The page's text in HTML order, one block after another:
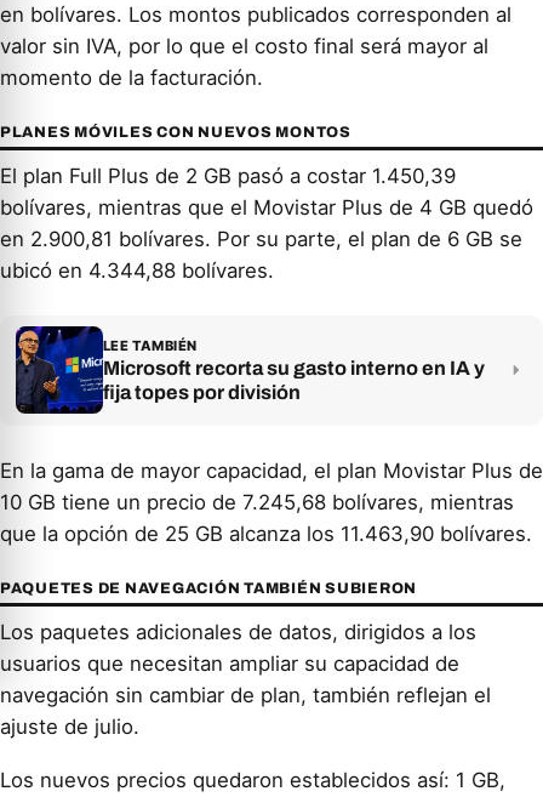
en bolívares. Los montos publicados corresponden al
valor sin IVA, por lo que el costo final será mayor al
momento de la facturación.
PLANES MÓVILES CON NUEVOS MONTOS
El plan Full Plus de 2 GB pasó a costar 1.450,39
bolívares, mientras que el Movistar Plus de 4 GB quedó
en 2.900,81 bolívares. Por su parte, el plan de 6 GB se
ubicó en 4.344,88 bolívares.
LEE TAMBIÉN
Microsoft recorta su gasto interno en IA y
fija topes por división
En la gama de mayor capacidad, el plan Movistar Plus de
10 GB tiene un precio de 7.245,68 bolívares, mientras
que la opción de 25 GB alcanza los 11.463,90 bolívares.
PAQUETES DE NAVEGACIÓN TAMBIÉN SUBIERON
Los paquetes adicionales de datos, dirigidos a los
usuarios que necesitan ampliar su capacidad de
navegación sin cambiar de plan, también reflejan el
ajuste de julio.
Los nuevos precios quedaron establecidos así: 1 GB,